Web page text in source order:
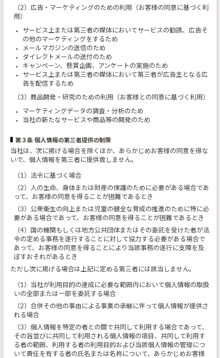
（2）広告・マーケティングのための利用（お客様の同意に基づく利
用）
サービス上または第三者の媒体においてサービスの勧誘、広告そ
の他のマーケティングをするため
メールマガジンの送信のため
ダイレクトメールの送付のため
キャンペーン、懸賞企画、アンケートの実施のため
サービス上または第三者の媒体において第三者が広告主となる広
告を配信するため
（3）商品開発・研究のための利用（お客様との同意に基づく利用）
マーケティングデータの調査・分析のため
当社の新たなサービスや商品等の開発のため
第３条 個人情報の第三者提供の制限
当社は、次に掲げる場合を除くほか、あらかじめお客様の同意を得な
いで、個人情報を第三者に提供致しません。
（1）法令に基づく場合
（2）人の生命、身体または財産の保護のために必要がある場合であ
って、お客様の同意を得ることが困難であるとき
（3）公衆衛生の向上または児童の健全な育成の推進のために特に必
要がある場合であって、お客様の同意を得ることが困難であるとき
（4）国の機関もしくは地方公共団体またはその委託を受けた者が法
令の定める事務を遂行することに対して協力する必要がある場合で
あって、お客様の同意を得ることにより当該事務の遂行に支障を及
ぼすおそれがあるとき
ただし次に掲げる場合は上記に定める第三者には該当しません。
（1）当社が利用目的の達成に必要な範囲内において個人情報の取扱
いの全部または一部を委託する場合
（2）合併その他の事由による事業の承継に伴って個人情報が提供さ
れる場合
（3）個人情報を特定の者との間で共同して利用する場合であって、
その旨並びに共同して利用される個人情報の項目、共同して利用す
る者の範囲、利用する者の利用目的および当該個人情報の管理につ
いて責任を有する者の氏名または名称について、あらかじめお客様